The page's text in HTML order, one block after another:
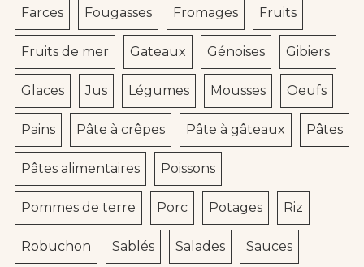
Farces Fougasses Fromages Fruits
Fruits de mer Gateaux Génoises Gibiers
Glaces Jus Légumes Mousses Oeufs
Pains Pâte à crêpes Pâte à gâteaux Pâtes
Pâtes alimentaires Poissons
Pommes de terre Porc Potages Riz
Robuchon Sablés Salades Sauces